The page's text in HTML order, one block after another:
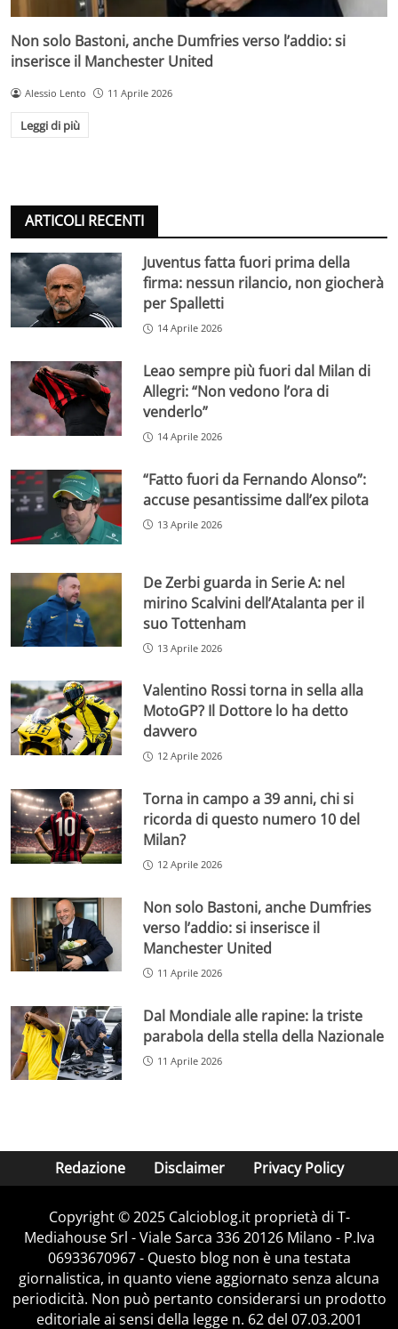
Non solo Bastoni, anche Dumfries verso l’addio: si
inserisce il Manchester United
Alessio Lento 11 Aprile 2026
Leggi di più
ARTICOLI RECENTI
Juventus fatta fuori prima della
firma: nessun rilancio, non giocherà
per Spalletti
14 Aprile 2026
Leao sempre più fuori dal Milan di
Allegri: “Non vedono l’ora di
venderlo”
14 Aprile 2026
“Fatto fuori da Fernando Alonso”:
accuse pesantissime dall’ex pilota
13 Aprile 2026
De Zerbi guarda in Serie A: nel
mirino Scalvini dell’Atalanta per il
suo Tottenham
13 Aprile 2026
Valentino Rossi torna in sella alla
MotoGP? Il Dottore lo ha detto
davvero
12 Aprile 2026
Torna in campo a 39 anni, chi si
ricorda di questo numero 10 del
Milan?
12 Aprile 2026
Non solo Bastoni, anche Dumfries
verso l’addio: si inserisce il
Manchester United
11 Aprile 2026
Dal Mondiale alle rapine: la triste
parabola della stella della Nazionale
11 Aprile 2026
Redazione Disclaimer Privacy Policy
Copyright © 2025 Calcioblog.it proprietà di T-
Mediahouse Srl - Viale Sarca 336 20126 Milano - P.Iva
06933670967 - Questo blog non è una testata
giornalistica, in quanto viene aggiornato senza alcuna
periodicità. Non può pertanto considerarsi un prodotto
editoriale ai sensi della legge n. 62 del 07.03.2001